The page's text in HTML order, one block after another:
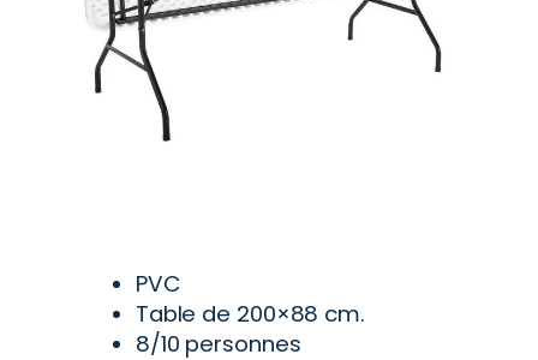
PVC
Table de 200×88 cm.
8/10 personnes